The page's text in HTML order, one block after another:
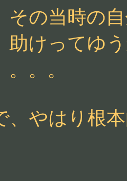
その当時の
助けってゆ
。。
、やはり根